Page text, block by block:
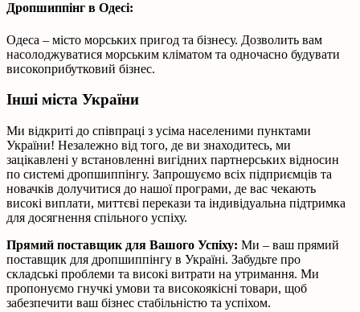
Дропшиппінг в Одесі:
Одеса – місто морських пригод та бізнесу. Дозволить вам
насолоджуватися морським кліматом та одночасно будувати
високоприбутковий бізнес.
Інші міста України
Ми відкриті до співпраці з усіма населеними пунктами
України! Незалежно від того, де ви знаходитесь, ми
зацікавлені у встановленні вигідних партнерських відносин
по системі дропшиппінгу. Запрошуємо всіх підприємців та
новачків долучитися до нашої програми, де вас чекають
високі виплати, миттєві перекази та індивідуальна підтримка
для досягнення спільного успіху.
Прямий поставщик для Вашого Успіху: Ми – ваш прямий
поставщик для дропшиппінгу в Україні. Забудьте про
складські проблеми та високі витрати на утримання. Ми
пропонуємо гнучкі умови та високоякісні товари, щоб
забезпечити ваш бізнес стабільністю та успіхом.